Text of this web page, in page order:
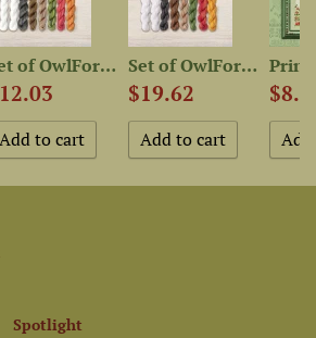
Set of OwlForest Hand-Dyed... Set of OwlForest Hand-Dyed...
$19.62
Spotlight